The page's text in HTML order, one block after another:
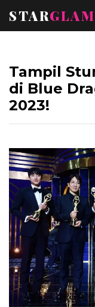
STARGLAM
Tampil
di Blue
2023!